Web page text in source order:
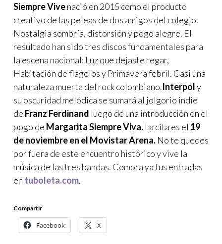
Siempre Vivenació en 2015 como el producto
creativo de las peleas de dos amigos del colegio.
Nostalgia sombría, distorsión y pogo alegre. El
resultado han sido tres discos fundamentales para
la escena nacional: Luz que dejaste regar,
Habitación de flagelos y Primavera febril. Casi una
naturaleza muerta del rock colombiano.Interpoly
su oscuridad melódica se sumará al jolgorio indie
de Franz Ferdinand luego de una introducción en el
pogo de Margarita Siempre Viva. La cita es el 19
de noviembre en el Movistar Arena. No te quedes
por fuera de este encuentro histórico y vive la
música de las tres bandas. Compra ya tus entradas
en tuboleta.com.
Compartir
Facebook X